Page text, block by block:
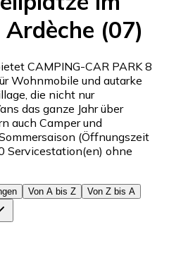
(07)
CAMPING-CAR PARK 8
Wohnmobile und autarke
die nicht nur
das ganze Jahr über
auch Camper und
(Öffnungszeit
Servicestation(en) ohne
Von A bis Z Von Z bis A